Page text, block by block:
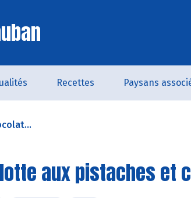
Recettes Paysans
aux pistaches et